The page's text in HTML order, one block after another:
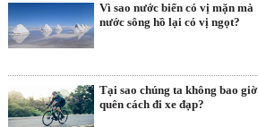
Vì sao nước biển có vị mặn mà
nước sông hồ lại có vị ngọt?
Tại sao chúng ta không bao giờ
quên cách đi xe đạp?